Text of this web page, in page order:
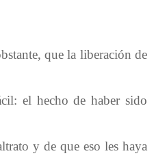
que la liberación de
el hecho de haber sido
y de que eso les haya